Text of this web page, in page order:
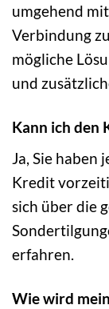
umgehend
Verbindung
mögliche
und
Kann ich den
Ja, Sie haben
Kredit
sich über die
erfahren.
Wie wird